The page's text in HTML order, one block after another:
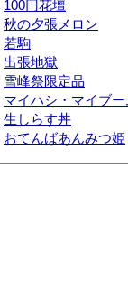
100円花壇
秋の夕張メロン
若駒
出張地獄
雪峰祭限定品
マイハシ・マイブー
生しらす丼
おてんばあんみつ姫